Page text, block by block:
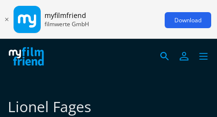
myfilmfriend
filmwerte GmbH Download
Lionel Fages